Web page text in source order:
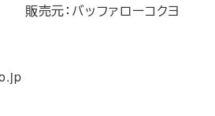
販売元：バッファローコクヨ